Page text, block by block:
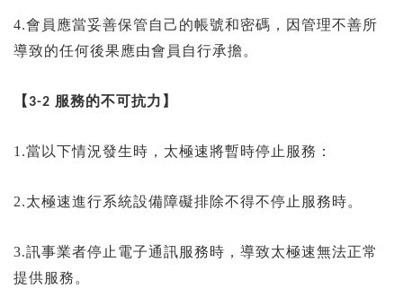
4.會員應當妥善保管自己的帳號和密碼，因管理不善所
導致的任何後果應由會員自行承擔。
【3-2 服務的不可抗力】
1.當以下情況發生時，太極速將暫時停止服務：
2.太極速進行系統設備障礙排除不得不停止服務時。
3.訊事業者停止電子通訊服務時，導致太極速無法正常
提供服務。